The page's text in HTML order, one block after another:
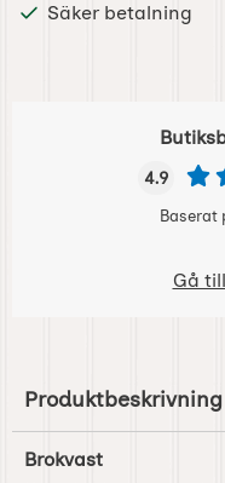
Säker betalning
4.9
Baserat
Gå
Produktbeskrivning
Brokvast